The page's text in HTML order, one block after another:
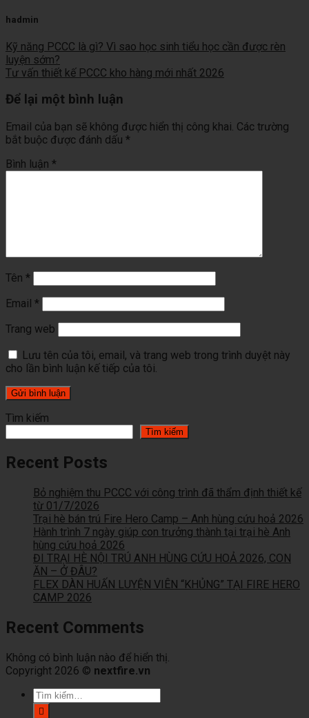
hadmin
Kỹ năng PCCC là gì? Vì sao học sinh tiểu học cần được rèn
luyện sớm?
Tư vấn thiết kế PCCC kho hàng mới nhất 2026
Để lại một bình luận
Email của bạn sẽ không được hiển thị công khai. Các trường
bắt buộc được đánh dấu *
Bình luận *
Tên *
Email *
Trang web
Lưu tên của tôi, email, và trang web trong trình duyệt này
cho lần bình luận kế tiếp của tôi.
Tìm kiếm
Tìm kiếm
Recent Posts
Bỏ nghiệm thu PCCC với công trình đã thẩm định thiết kế
từ 01/7/2026
Trại hè bán trú Fire Hero Camp – Anh hùng cứu hoả 2026
Hành trình 7 ngày giúp con trưởng thành tại trại hè Anh
hùng cứu hoả 2026
ĐI TRẠI HÈ NỘI TRÚ ANH HÙNG CỨU HOẢ 2026, CON
ĂN – Ở ĐÂU?
FLEX DÀN HUẤN LUYỆN VIÊN “KHỦNG” TẠI FIRE HERO
CAMP 2026
Recent Comments
Không có bình luận nào để hiển thị.
Copyright 2026 © nextfire.vn
Tìm
kiếm: